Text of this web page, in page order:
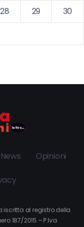
28 29
30
News Opinioni
iscritta al registro della
187/2015 – P.Iva